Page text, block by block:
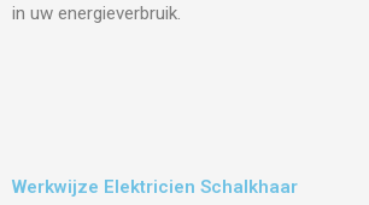
in uw energieverbruik.
Werkwijze Elektricien Schalkhaar